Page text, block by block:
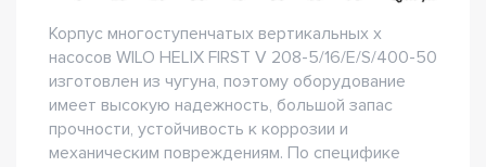
Корпус многоступенчатых вертикальных х
насосов WILO HELIX FIRST V 208-5/16/E/S/400-50
изготовлен из чугуна, поэтому оборудование
имеет высокую надежность, большой запас
прочности, устойчивость к коррозии и
механическим повреждениям. По специфике